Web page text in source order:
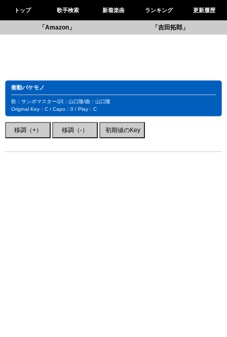
トップ 歌手検索 新着楽曲 ランキング 更新履歴
「Amazon」 「吉田拓郎」
衝動バケモノ
歌：サンボマスター/詞：山口隆/曲：山口隆
Original Key：C / Capo：0 / Play：C